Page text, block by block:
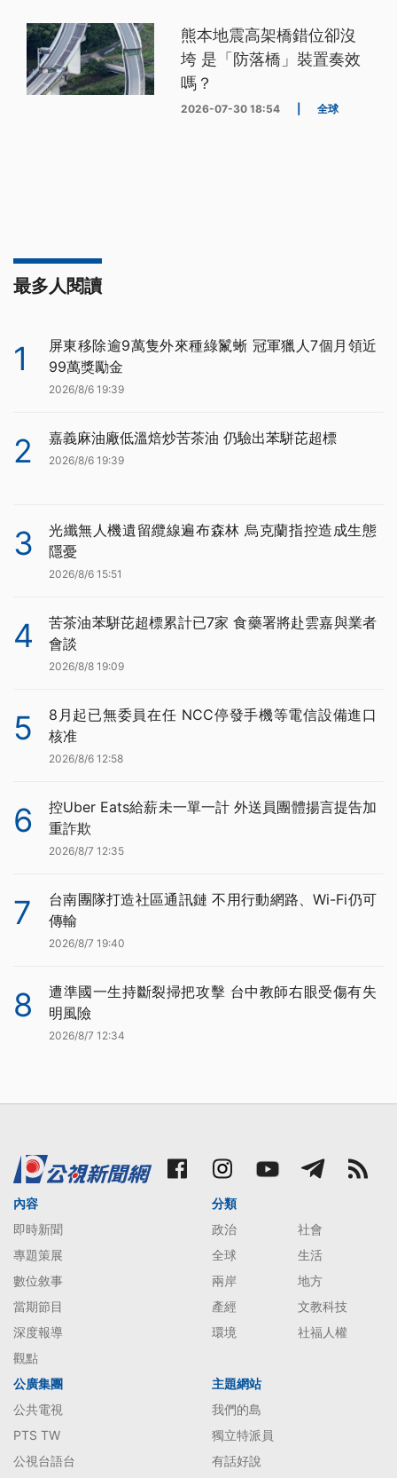
熊本地震高架橋錯位卻沒
垮 是「防落橋」裝置奏效
嗎？
2026-07-30 18:54 全球
最多人閱讀
1
屏東移除逾9萬隻外來種綠鬣蜥 冠軍獵人7個月領近
99萬獎勵金
2026/8/6 19:39
2 嘉義麻油廠低溫焙炒苦茶油 仍驗出苯駢芘超標
2026/8/6 19:39
3
光纖無人機遺留纜線遍布森林 烏克蘭指控造成生態
隱憂
2026/8/6 15:51
4
苦茶油苯駢芘超標累計已7家 食藥署將赴雲嘉與業者
會談
2026/8/8 19:09
5
8月起已無委員在任 NCC停發手機等電信設備進口
核准
2026/8/6 12:58
6
控Uber Eats給薪未一單一計 外送員團體揚言提告加
重詐欺
2026/8/7 12:35
7
台南團隊打造社區通訊鏈 不用行動網路、Wi-Fi仍可
傳輸
2026/8/7 19:40
8
遭準國一生持斷裂掃把攻擊 台中教師右眼受傷有失
明風險
2026/8/7 12:34
內容
即時新聞
專題策展
數位敘事
當期節目
深度報導
觀點
分類
政治
社會
全球
生活
兩岸
地方
產經
文教科技
環境
社福人權
公廣集團
公共電視
PTS TW
公視台語台
主題網站
我們的島
獨立特派員
有話好說